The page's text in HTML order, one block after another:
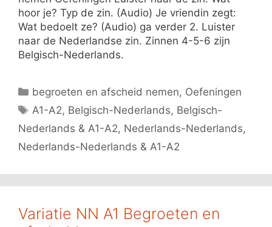
hoor je? Typ de zin. (Audio) Je vriendin zegt:
Wat bedoelt ze? (Audio) ga verder 2. Luister
naar de Nederlandse zin. Zinnen 4-5-6 zijn
Belgisch-Nederlands.
Categorieën
begroeten en afscheid nemen, Oefeningen
Tags
A1-A2, Belgisch-Nederlands, Belgisch-
Nederlands & A1-A2, Nederlands-Nederlands,
Nederlands-Nederlands & A1-A2
Variatie NN A1 Begroeten en